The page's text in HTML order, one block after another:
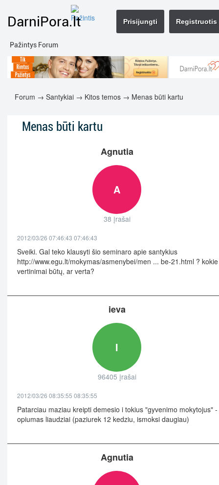
DarniPora.lt
Pažintys Forum
Registruotis
Prisijungti
Forum → Santykiai → Kitos temos → Menas būti kartu
Menas būti kartu
Agnutia
A
38 įrašai
2012/03/26 07:46:43 07:46:43
Sveiki. Gal teko klausyti šio seminaro apie santykius
http://www.egu.lt/mokymas/asmenybei/men ... be-21.html ? kokie
vertinimai būtų, ar verta?
ieva
I
96405 įrašai
2012/03/26 08:35:55 08:35:55
Patarciau maziau kreipti demesio i tokius "gyvenimo mokytojus" -
opiumas liaudziai (paziurek 12 kedziu, ismoksi daugiau)
Agnutia